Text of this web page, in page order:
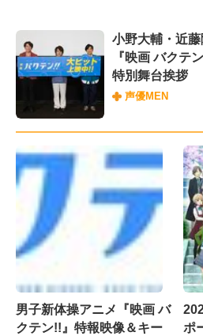
小野大輔・近藤
『映画 バクテ
特別舞台挨拶
声優MEN
男子新体操アニメ『映画 バ
クテン!!』特報映像＆キー
ポ